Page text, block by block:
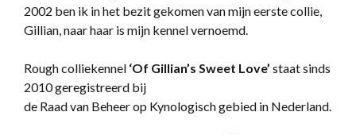
2002 ben ik in het bezit gekomen van mijn eerste collie,
Gillian, naar haar is mijn kennel vernoemd.
Rough colliekennel ‘Of Gillian’s Sweet Love’ staat sinds
2010 geregistreerd bij
de Raad van Beheer op Kynologisch gebied in Nederland.